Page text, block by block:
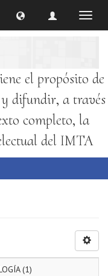
el propósito de
difundir, a través
completo, la
del IMTA
(1)